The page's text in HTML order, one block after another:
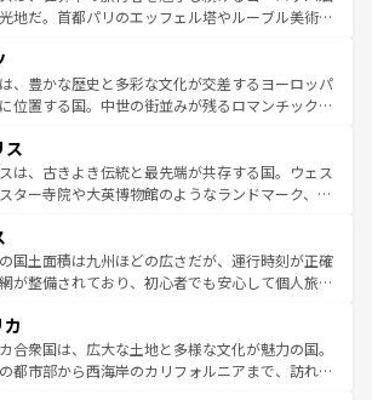
溢れた街角から、地方では古代ローマ遺跡や中世
方によって風土や気候が異なるスペインはその個
性で訪れる人を魅了する。 なお、新着のスペイン情報は コ
一覧を参照してほしい。
地だ。首都パリのエッフェル塔やルーブル美術館
い魅力が詰まっている。華麗な宮殿、歴史的な大
しいビーチ、そして豊かな自然が、訪れる者を心
する。また、フランスは美食の国としても知ら
ャンパンの発祥地であるランス、プロヴァンスの
ラベンダー畑など、多彩な楽しみ方が可能だ。さ
リ以外の地域にも魅力が溢れており、どの街角に
に足を運ぶとそれぞれで全く異なる文化を体験で
きるだろう。 なお、新着のフランス情報はコンテンツ一覧
てほしい。
、豊かな歴史と多彩な文化が交差するヨーロッパ
位置する国。中世の街並みが残るロマンチック街
この国は、どこを歩いても飽きることがない。ベ
文化的活気、バイエルン州のアルプスの絶景、そ
ン川沿いのワイン畑といった風景は必見。ビール
きな人にはぜひ体験してほしい。 なお、新着の
報はコンテンツ一覧を参照してほしい。
ス
は、古きよき伝統と最先端が共存する国。ウェス
ター寺院や大英博物館のようなランドマーク、歴
に異なる魅力がある。また、優雅なアフタヌーン
ビール好きにはたまらない英国パブ、サッカー観
本場だからこそできる体験も豊富。イギリスを旅
を参照してほしい。
国土面積は九州ほどの広さだが、運行時刻が正確
が整備されており、初心者でも安心して個人旅行
そのまま残る町や、スイスならではのユニークな
あり、アルプス観光だけでなく町歩きも満喫する
きる。国民の所得が高いため物価も高いが、旅行
合衆国は、広大な土地と多様な文化が魅力の国。
都市部から西海岸のカリフォルニアまで、訪れる